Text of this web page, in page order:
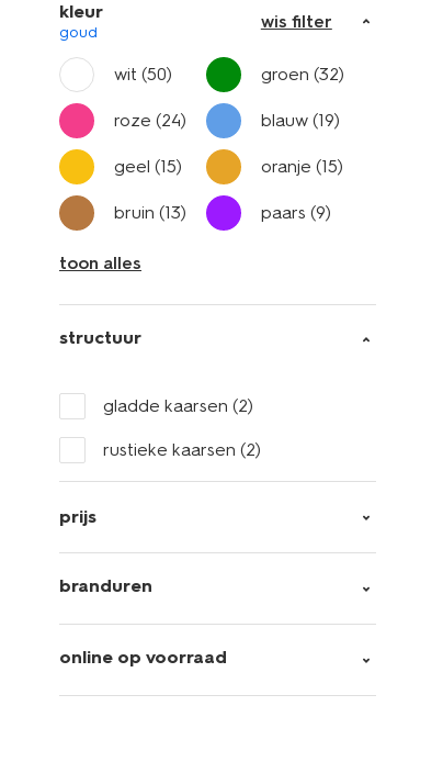
kleur
goud
wis filter
wit (50) groen(32)
roze (24) blauw(19)
geel (15) oranje(15)
bruin (13) paars(9)
toon alles
structuur
gladde kaarsen (2)
rustieke kaarsen (2)
prijs
branduren
online op voorraad